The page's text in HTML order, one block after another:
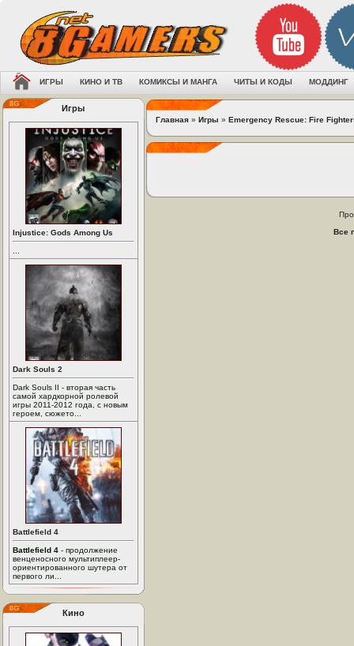
ИГРЫ КИНО И ТВ КОМИКСЫ И МАНГА ЧИТЫ И КОДЫ МОДДИНГ
Игры
Injustice: Gods Among Us
Dark Souls 2
Dark Souls II - вторая часть
самой хардкорной ролевой
игры 2011-2012 года, с новым
героем, сюжето...
Battlefield 4
Battlefield 4 - продолжение
венценосного мультиплеер-
ориентированного шутера от
первого ли...
Кино
Главная » Игры » Emergency Rescue: Fire
Все